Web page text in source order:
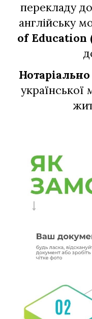
перекладу
англійську
of Education
Нотаріально
української